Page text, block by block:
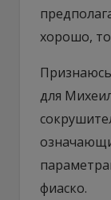
хорошо,
для
фиаско.